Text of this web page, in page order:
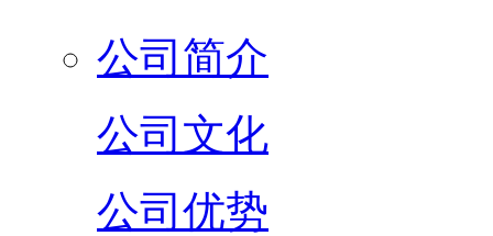
公司简介
公司文化
公司优势